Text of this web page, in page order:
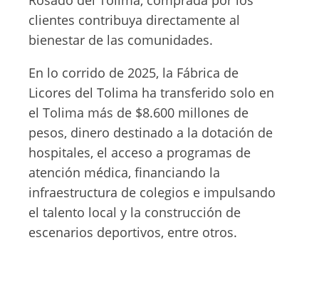
clientes contribuya directamente al
bienestar de las comunidades.
En lo corrido de 2025, la Fábrica de
Licores del Tolima ha transferido solo en
el Tolima más de $8.600 millones de
pesos, dinero destinado a la dotación de
hospitales, el acceso a programas de
atención médica, financiando la
infraestructura de colegios e impulsando
el talento local y la construcción de
escenarios deportivos, entre otros.